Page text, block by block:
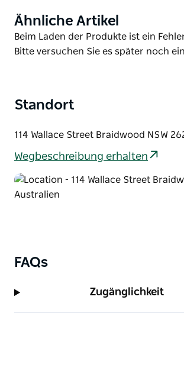
Product
List
Ähnliche Artikel
Product
List
Beim Laden der Produkte ist ein
Bitte versuchen Sie es später noch
Standort
114 Wallace Street Braidwood NSW
Wegbeschreibung erhalten
FAQs
Zugänglichkeit